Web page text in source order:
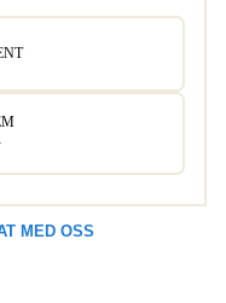
MED OSS